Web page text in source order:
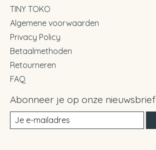
TINY TOKO
Algemene voorwaarden
Privacy Policy
Betaalmethoden
Retourneren
FAQ
Abonneer je op onze nieuwsbrief